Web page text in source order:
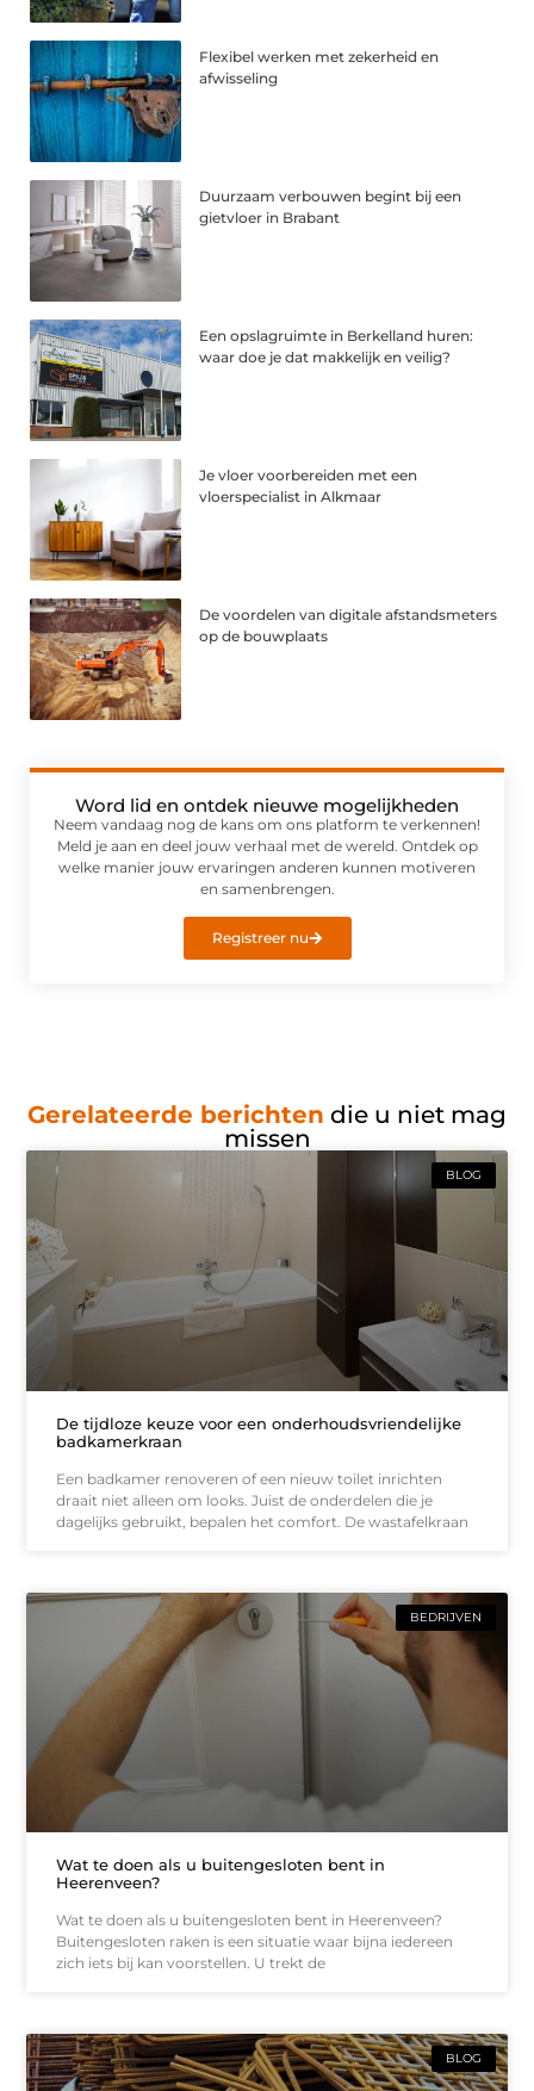
Flexibel werken met zekerheid en
afwisseling
Duurzaam verbouwen begint bij een
gietvloer in Brabant
Een opslagruimte in Berkelland huren:
waar doe je dat makkelijk en veilig?
Je vloer voorbereiden met een
vloerspecialist in Alkmaar
De voordelen van digitale afstandsmeters
op de bouwplaats
Word lid en ontdek nieuwe mogelijkheden
Neem vandaag nog de kans om ons platform te verkennen!
Meld je aan en deel jouw verhaal met de wereld. Ontdek op
welke manier jouw ervaringen anderen kunnen motiveren
en samenbrengen.
Registreer nu
Gerelateerde berichten die u niet mag
missen
BLOG
De tijdloze keuze voor een onderhoudsvriendelijke
badkamerkraan
Een badkamer renoveren of een nieuw toilet inrichten
draait niet alleen om looks. Juist de onderdelen die je
dagelijks gebruikt, bepalen het comfort. De wastafelkraan
BEDRIJVEN
Wat te doen als u buitengesloten bent in
Heerenveen?
Wat te doen als u buitengesloten bent in Heerenveen?
Buitengesloten raken is een situatie waar bijna iedereen
zich iets bij kan voorstellen. U trekt de
BLOG